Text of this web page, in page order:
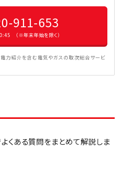
911-653
（※年末年始を除く）
力紹介を含む電気やガスの取次総合サービ
くある質問をまとめて解説しま